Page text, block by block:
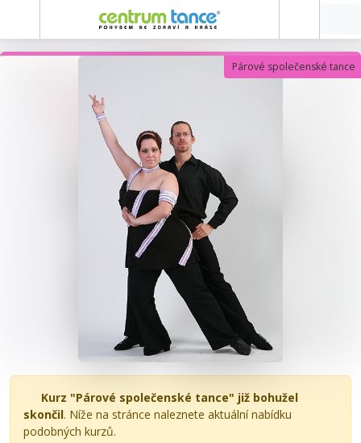
Párové společenské tance
Kurz "Párové společenské tance" již bohužel
skončil. Níže na stránce naleznete aktuální nabídku
podobných kurzů.